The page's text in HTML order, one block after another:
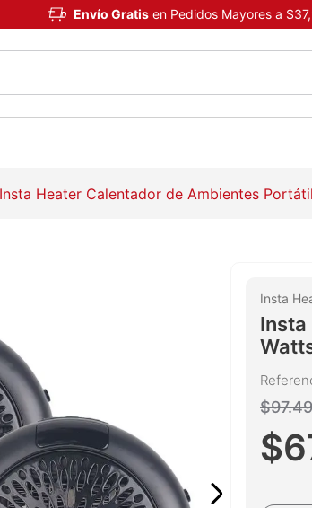
Envío Gratisen Pedidos Mayores a
Insta Heater Calentador de Ambientes
Insta
$97.
$